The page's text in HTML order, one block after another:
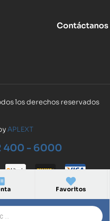
Favoritos
Contáctanos
los derechos reservados
APLEXT
400 - 6000